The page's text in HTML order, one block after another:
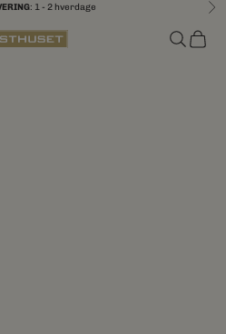
: 1 - 2 hverdage
ÅbnÅbn